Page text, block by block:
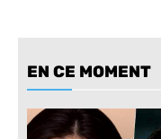
EN CE MOMENT